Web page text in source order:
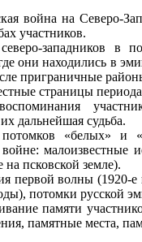
война на Северо-
участников.
западников в
они находились в
приграничные
страницы
дальнейшая судьба.
потомков «белых» и
малоизвестные
на псковской земле).
первой волны (1920-
потомки русской
памяти
памятные места,